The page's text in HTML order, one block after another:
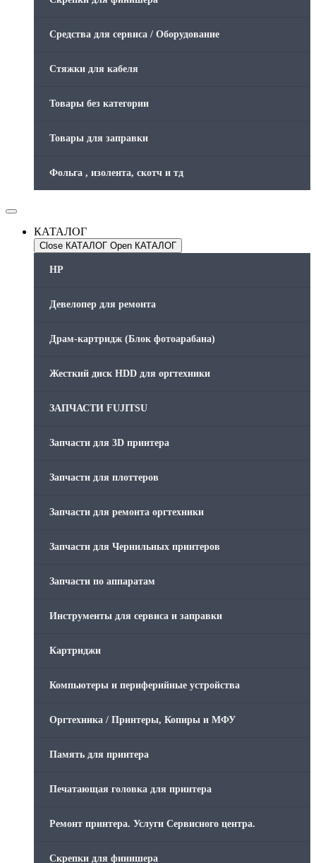
Средства для сервиса / Оборудование
Стяжки для кабеля
Товары без категории
Товары для заправки
Фольга , изолента, скотч и тд
КАТАЛОГ
Close КАТАЛОГ Open КАТАЛОГ
HP
Девелопер для ремонта
Драм-картридж (Блок фотоарабана)
Жесткий диск HDD для оргтехники
ЗАПЧАСТИ FUJITSU
Запчасти для 3D принтера
Запчасти для плоттеров
Запчасти для ремонта оргтехники
Запчасти для Чернильных принтеров
Запчасти по аппаратам
Инструменты для сервиса и заправки
Картриджи
Компьютеры и периферийные устройства
Оргтехника / Принтеры, Копиры и МФУ
Память для принтера
Печатающая головка для принтера
Ремонт принтера. Услуги Сервисного центра.
Скрепки для финишера